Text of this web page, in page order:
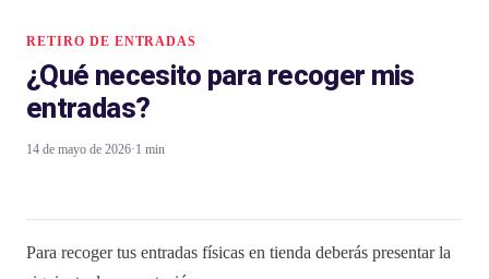
RETIRO DE ENTRADAS
¿Qué necesito para recoger mis
entradas?
14 de mayo de 2026·1 min
Para recoger tus entradas físicas en tienda deberás presentar la